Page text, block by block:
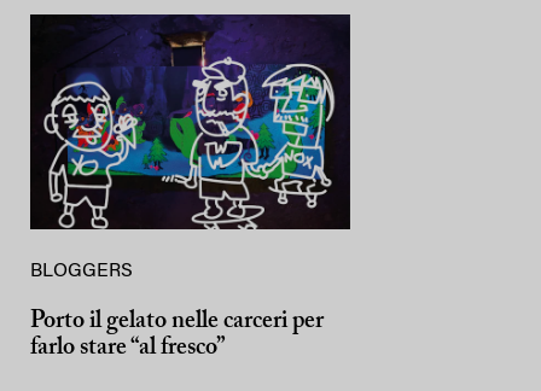
BLOGGERS
Porto il gelato nelle carceri per
farlo stare “al fresco”